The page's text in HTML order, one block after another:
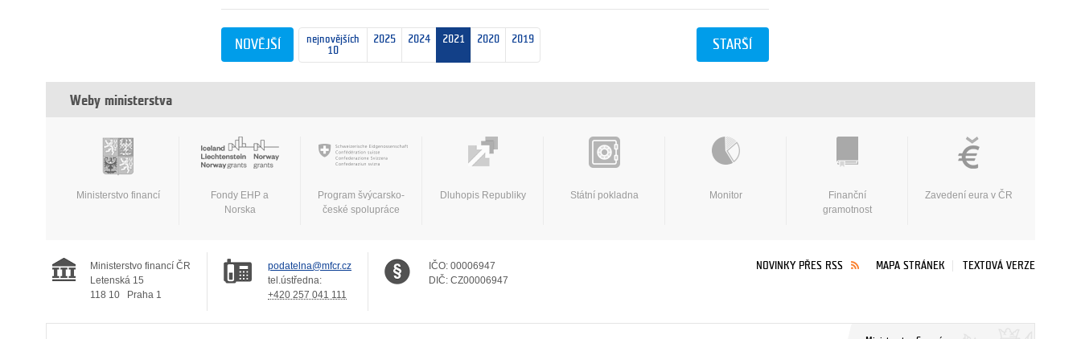
nejnovějších
10
2025 2024 2021 2020 2019
NOVĚJŠÍ STARŠÍ
Weby ministerstva
Ministerstvo financí
Fondy EHP a
Norska
Program švýcarsko-
české spolupráce
Dluhopis Republiky Státní pokladna Monitor
Finanční
gramotnost
Zavedení eura v ČR
Ministerstvo financí ČR
Letenská 15
118 10
Praha 1
podatelna@mfcr.cz
tel.ústředna:
+420 257 041 111
IČO: 00006947
DIČ: CZ00006947
NOVINKY PŘES RSS MAPA STRÁNEK TEXTOVÁ VERZE